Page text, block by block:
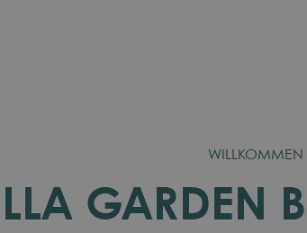
WILLKOMMEN
GARDEN